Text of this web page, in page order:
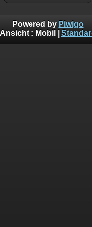
Powered by Piwigo
Ansicht : Mobil